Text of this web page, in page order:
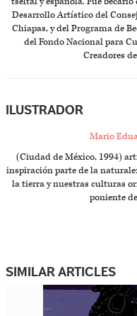
Desarrollo Artístico del
Chiapas, y del Programa de
del Fondo Nacional para
Creadores
ILUSTRADOR
Mario
(Ciudad de México, 1994)
inspiración parte de la
la tierra y nuestras culturas
poniente
SIMILAR ARTICLES